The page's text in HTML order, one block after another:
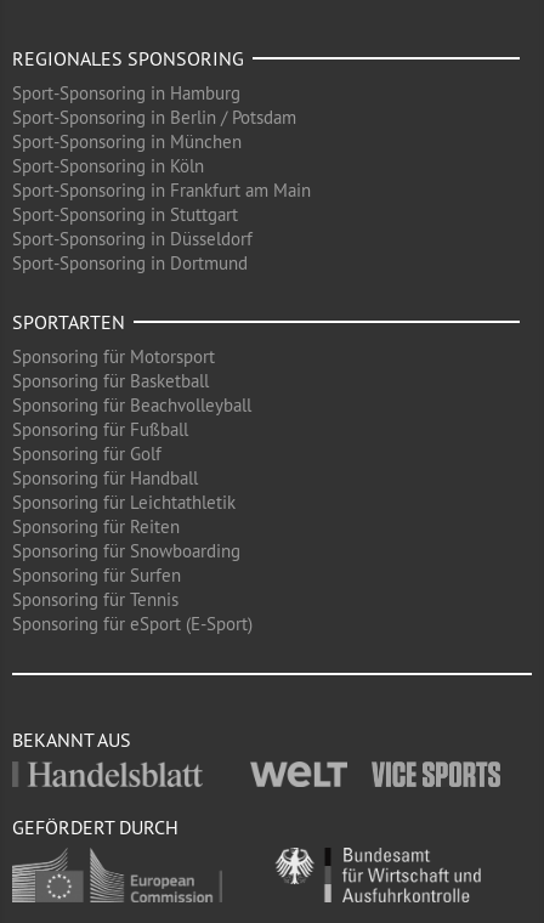
REGIONALES SPONSORING
Sport-Sponsoring in Hamburg
Sport-Sponsoring in Berlin / Potsdam
Sport-Sponsoring in München
Sport-Sponsoring in Köln
Sport-Sponsoring in Frankfurt am Main
Sport-Sponsoring in Stuttgart
Sport-Sponsoring in Düsseldorf
Sport-Sponsoring in Dortmund
SPORTARTEN
Sponsoring für Motorsport
Sponsoring für Basketball
Sponsoring für Beachvolleyball
Sponsoring für Fußball
Sponsoring für Golf
Sponsoring für Handball
Sponsoring für Leichtathletik
Sponsoring für Reiten
Sponsoring für Snowboarding
Sponsoring für Surfen
Sponsoring für Tennis
Sponsoring für eSport (E-Sport)
BEKANNT AUS
GEFÖRDERT DURCH